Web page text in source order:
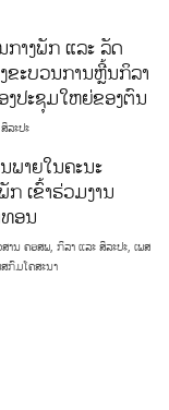
ກາງພັກ ແລະ ລັດ
ຂະບວນການຫຼີ້ນກິລາ
ງປະຊຸມໃຫຍ່ຂອງຕົນ
ລະປະ
ພາຍໃນຄະນະ
ເຂົ້າຮ່ວມງານ
ອນ
ສານ ຄອສພ,ກິລາ ແລະ ສິລະປະ,ເພສ
ສກົມໂຄສະນາ